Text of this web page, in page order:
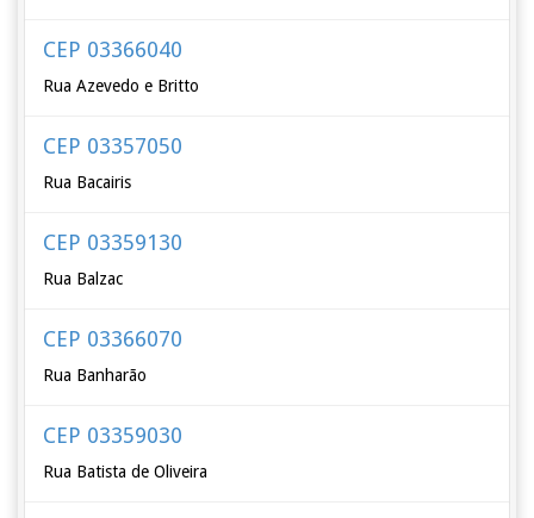
CEP 03366040
Rua Azevedo e Britto
CEP 03357050
Rua Bacairis
CEP 03359130
Rua Balzac
CEP 03366070
Rua Banharão
CEP 03359030
Rua Batista de Oliveira